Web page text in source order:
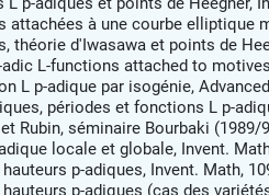
attachées à une courbe elliptique
théorie d'Iwasawa et points de
L-functions attached to
L p-adique par isogénie,
périodes et fonctions L p-
Rubin, séminaire Bourbaki (1989/
locale et globale, Invent.
p-adiques, Invent. Math,
p-adiques (cas des